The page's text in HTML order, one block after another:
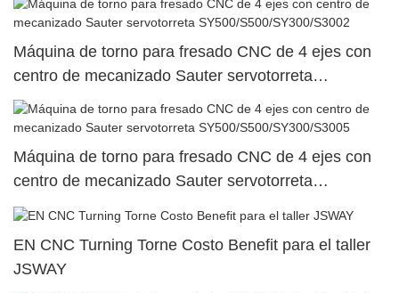
Máquina de torno para fresado CNC de 4 ejes con
centro de mecanizado Sauter servotorreta
SY500/S500/SY300/S3002
Máquina de torno para fresado CNC de 4 ejes con
centro de mecanizado Sauter servotorreta
SY500/S500/SY300/S3005
EN CNC Turning Torne Costo Benefit para el taller
JSWAY